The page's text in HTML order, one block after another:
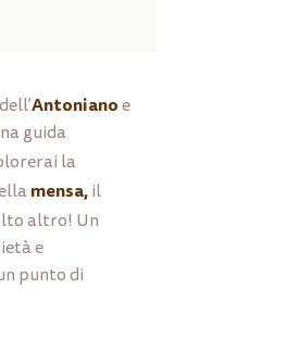
Antoniano e
guida
la
mensa, il
altro! Un
e
punto di